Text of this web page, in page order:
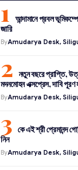
আন্দামানে প্রবল
জারি
ByAmudarya Desk,
নতুন বছরে প্রাপ্তি,
মদনমোহন এক্সপ্রেস, দাবি পূরণ
ByAmudarya Desk,
কে এই শ্রী প্রেমানন্দ
নিন
ByAmudarya Desk,